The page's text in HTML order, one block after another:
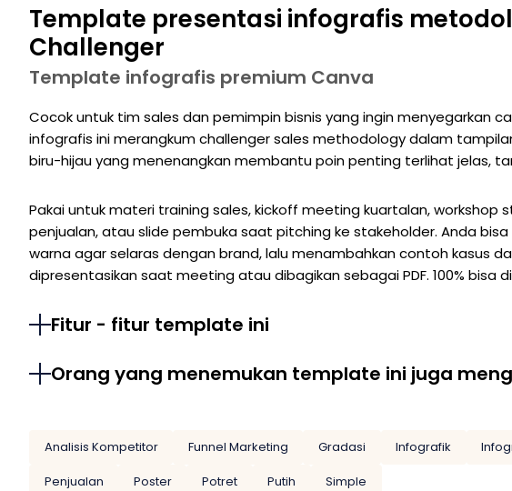
Template presentasi infografis
Challenger
Template infografis premium Canva
Cocok untuk tim sales dan pemimpin bisnis yang ingin menyegarkan
infografis ini merangkum challenger sales methodology dalam
biru-hijau yang menenangkan membantu poin penting terlihat jelas,
Pakai untuk materi training sales, kickoff meeting kuartalan, workshop
penjualan, atau slide pembuka saat pitching ke stakeholder. Anda
warna agar selaras dengan brand, lalu menambahkan contoh kasus
dipresentasikan saat meeting atau dibagikan sebagai PDF. 100% bisa
Fitur - fitur template ini
Orang yang menemukan template ini juga
Analisis Kompetitor Funnel Marketing Gradasi Infografik
Penjualan
Poster Potret Putih Simple